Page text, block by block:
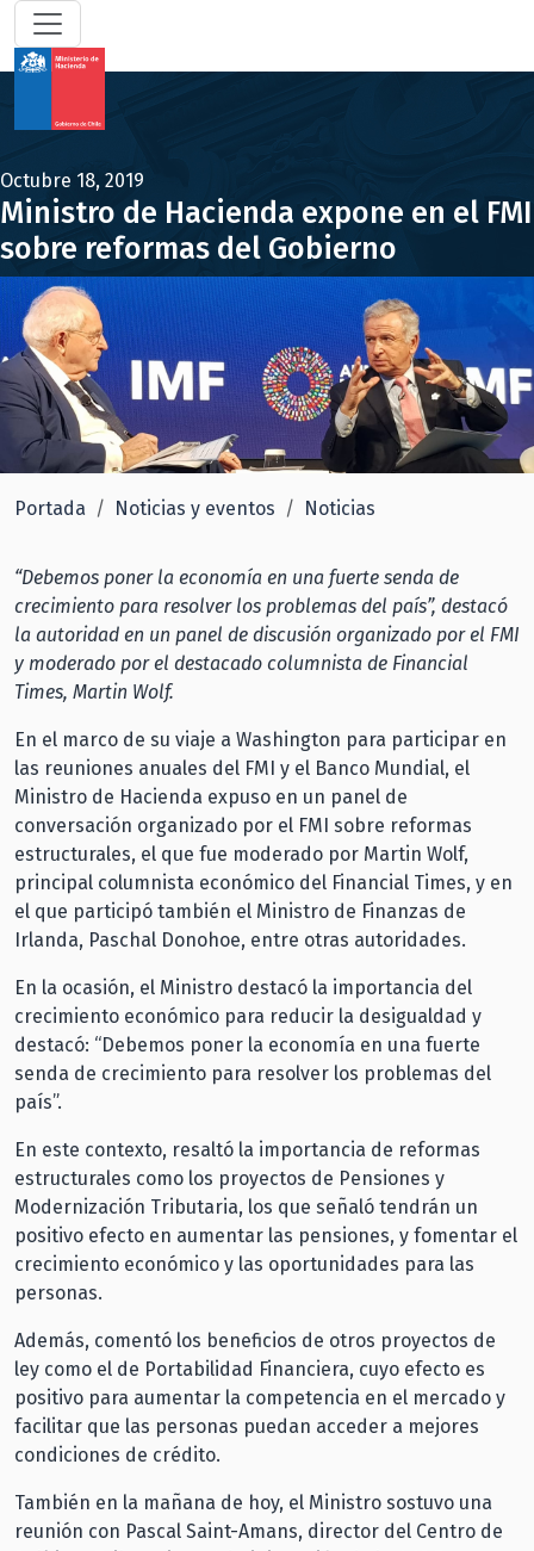
Octubre 18, 2019
Ministro de Hacienda expone en el FMI
sobre reformas del Gobierno
Portada Noticias y eventos Noticias
“Debemos poner la economía en una fuerte senda de
crecimiento para resolver los problemas del país”, destacó
la autoridad en un panel de discusión organizado por el FMI
y moderado por el destacado columnista de Financial
Times, Martin Wolf.
En el marco de su viaje a Washington para participar en
las reuniones anuales del FMI y el Banco Mundial, el
Ministro de Hacienda expuso en un panel de
conversación organizado por el FMI sobre reformas
estructurales, el que fue moderado por Martin Wolf,
principal columnista económico del Financial Times, y en
el que participó también el Ministro de Finanzas de
Irlanda, Paschal Donohoe, entre otras autoridades.
En la ocasión, el Ministro destacó la importancia del
crecimiento económico para reducir la desigualdad y
destacó: “Debemos poner la economía en una fuerte
senda de crecimiento para resolver los problemas del
país”.
En este contexto, resaltó la importancia de reformas
estructurales como los proyectos de Pensiones y
Modernización Tributaria, los que señaló tendrán un
positivo efecto en aumentar las pensiones, y fomentar el
crecimiento económico y las oportunidades para las
personas.
Además, comentó los beneficios de otros proyectos de
ley como el de Portabilidad Financiera, cuyo efecto es
positivo para aumentar la competencia en el mercado y
facilitar que las personas puedan acceder a mejores
condiciones de crédito.
También en la mañana de hoy, el Ministro sostuvo una
reunión con Pascal Saint-Amans, director del Centro de